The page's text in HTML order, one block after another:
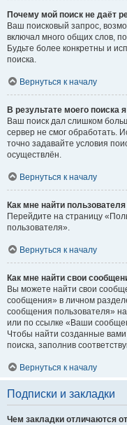
Почему мой поиск не даёт
Ваш поисковый запрос,
включал много общих слов,
Будьте более конкретны и
поиска.
Вернуться к началу
В результате моего поиска
Ваш поиск дал слишком
сервер не смог обработать.
точно задавайте условия
осуществлён.
Вернуться к началу
Как мне найти
Перейдите на страницу
пользователя».
Вернуться к началу
Как мне найти свои
Вы можете найти свои
сообщения» в личном
сообщения пользователя»
или по ссылке «Ваши
Чтобы найти созданные
поиска, заполнив
Вернуться к началу
Подписки и закладки
Чем закладки отличаются